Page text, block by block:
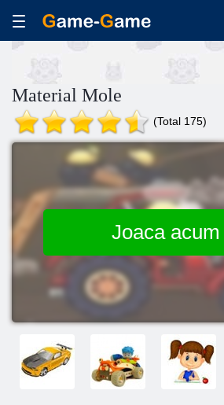
Material Mole
(Total 175)
Joaca acum